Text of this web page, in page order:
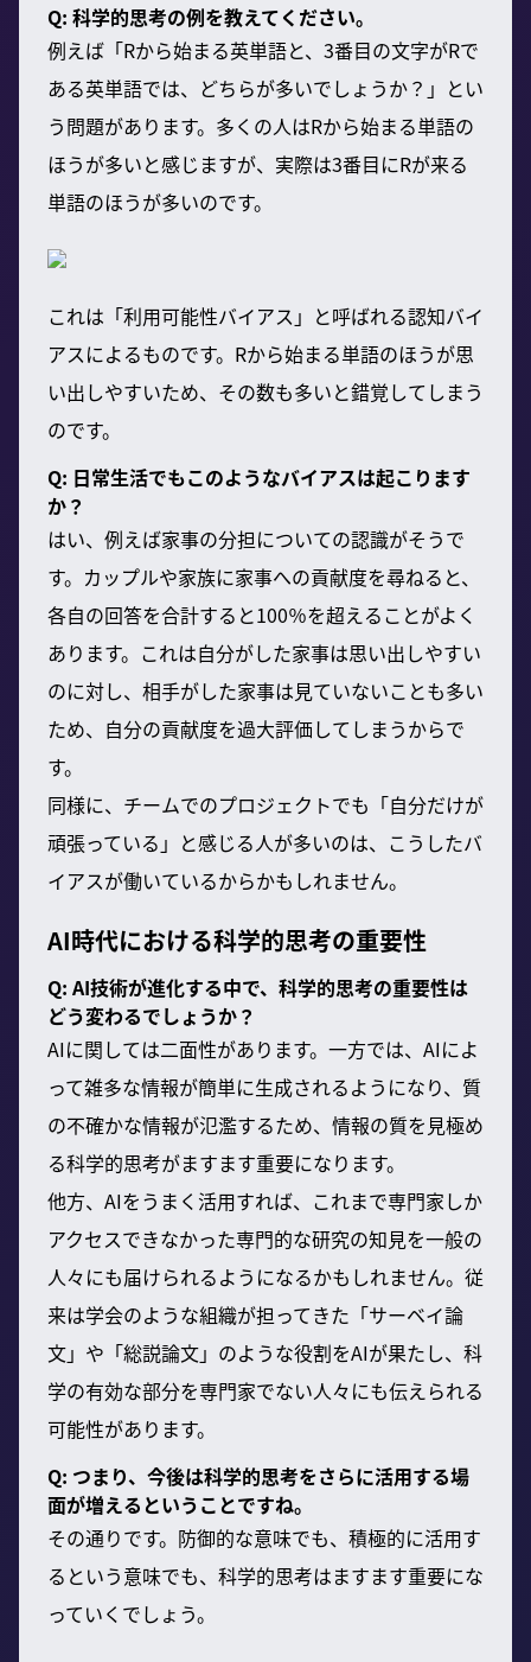
Q: 科学的思考の例を教えてください。
例えば「Rから始まる英単語と、3番目の文字がRで
ある英単語では、どちらが多いでしょうか？」とい
う問題があります。多くの人はRから始まる単語の
ほうが多いと感じますが、実際は3番目にRが来る
単語のほうが多いのです。
これは「利用可能性バイアス」と呼ばれる認知バイ
アスによるものです。Rから始まる単語のほうが思
い出しやすいため、その数も多いと錯覚してしまう
のです。
Q: 日常生活でもこのようなバイアスは起こります
か？
はい、例えば家事の分担についての認識がそうで
す。カップルや家族に家事への貢献度を尋ねると、
各自の回答を合計すると100％を超えることがよく
あります。これは自分がした家事は思い出しやすい
のに対し、相手がした家事は見ていないことも多い
ため、自分の貢献度を過大評価してしまうからで
す。
同様に、チームでのプロジェクトでも「自分だけが
頑張っている」と感じる人が多いのは、こうしたバ
イアスが働いているからかもしれません。
AI時代における科学的思考の重要性
Q: AI技術が進化する中で、科学的思考の重要性は
どう変わるでしょうか？
AIに関しては二面性があります。一方では、AIによ
って雑多な情報が簡単に生成されるようになり、質
の不確かな情報が氾濫するため、情報の質を見極め
る科学的思考がますます重要になります。
他方、AIをうまく活用すれば、これまで専門家しか
アクセスできなかった専門的な研究の知見を一般の
人々にも届けられるようになるかもしれません。従
来は学会のような組織が担ってきた「サーベイ論
文」や「総説論文」のような役割をAIが果たし、科
学の有効な部分を専門家でない人々にも伝えられる
可能性があります。
Q: つまり、今後は科学的思考をさらに活用する場
面が増えるということですね。
その通りです。防御的な意味でも、積極的に活用す
るという意味でも、科学的思考はますます重要にな
っていくでしょう。